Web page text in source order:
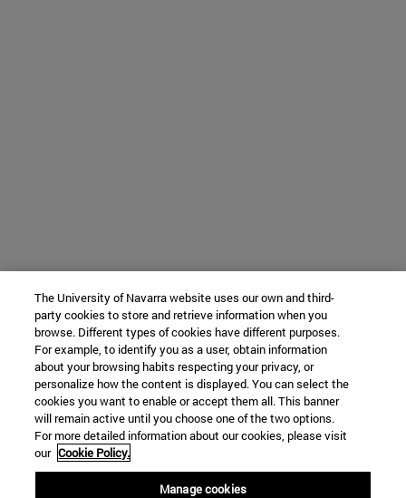
The University of Navarra website uses our own and third-
party cookies to store and retrieve information when you
browse. Different types of cookies have different purposes.
For example, to identify you as a user, obtain information
about your browsing habits respecting your privacy, or
personalize how the content is displayed. You can select the
cookies you want to enable or accept them all. This banner
will remain active until you choose one of the two options.
For more detailed information about our cookies, please visit
our Cookie Policy.
Manage cookies